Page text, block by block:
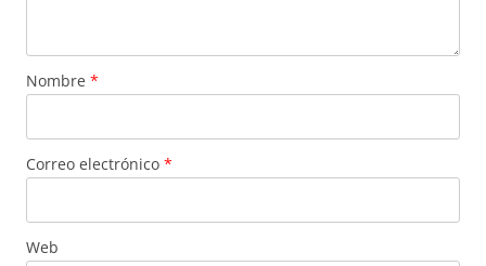
Nombre *
Correo electrónico *
Web